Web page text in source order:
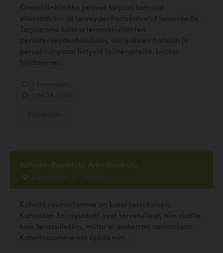
Omaeläinklinikka Jaravet tarjoaa kattavat
eläinlääkäri- ja terveydenhoitopalvelut lemmikeille.
Tarjoamme kaikkia lemmikkieläinten
perusterveydenhuoltoon, sairauksien hoitoon ja
peruskirurgiaan liittyviä toimenpiteitä. Lisäksi
hoidamme...
Kahvila-Ravintola Arkadiankatu
Arkadiankatu 23 , Helsinki
Kahvila ravintolamme on kaksi kerroksinen.
Kahvilaan koiraystävät ovat tervetulleet, niin sisälle
kuin terassillekkin, mutta ei alakerran ravintolaan.
Kahvilassamme voi syödä niin...